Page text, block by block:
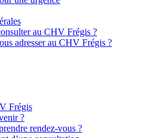
au CHV Frégis ?
adresser au CHV Frégis ?
Frégis
?
rendez-vous ?